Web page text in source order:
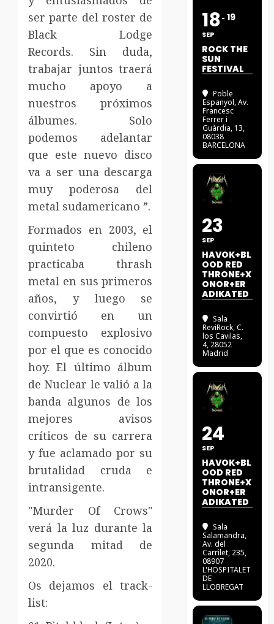
ser parte del roster de
Black Lodge
Records. Sin duda,
trabajar juntos traerá
mucho apoyo a
nuestros próximos
álbumes. Solo
podemos adelantar
que este nuevo disco
va a ser una descarga
muy poderosa del
metal sudamericano ”.
Formados en 2003, el
quinteto chileno
practicaba thrash
metal en sus primeros
años, y luego se
convirtió en un
compuesto explosivo
por el que es conocido
hoy. El último álbum
de Nuclear le valió a la
banda algunos de los
mejores avisos
críticos de su carrera
y fue aclamado por su
brutalidad cruda e
intransigente.
"Murder Of Crows"
verá la luz durante la
segunda mitad de
2020.
Os dejamos el track-
list:
18
SEP
19
ROCK THE
SUN
FESTIVAL
Poble
Espanyol, Av.
Francesc
Ferrer i
Guàrdia, 13,
08038
BARCELONA
23
SEP
HAVOK+BL
OOD RED
THRONE+X
ONOR+ER
ADIKATED
Sala
ReviRock, C.
los Cavilas,
4, 28052
Madrid
24
SEP
HAVOK+BL
OOD RED
THRONE+X
ONOR+ER
ADIKATED
Sala
Salamandra,
Av. del
Carrilet, 235,
08907
L'HOSPITALET
DE
LLOBREGAT